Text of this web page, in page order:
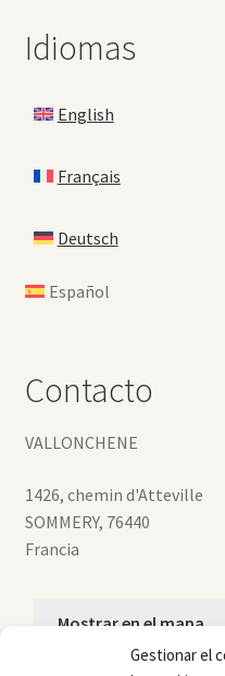
Gestionar el
Idiomas
English
Français
Deutsch
Español
Contacto
VALLONCHENE
1426, chemin d'Atteville
SOMMERY, 76440
Francia
Mostrar en el mapa